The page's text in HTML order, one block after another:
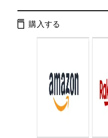
ISBN：
判型：
購入する